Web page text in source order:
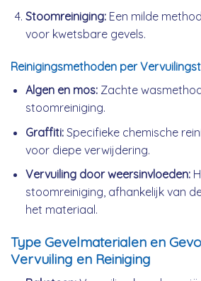
Stoomreiniging:Een milde
voor kwetsbare gevels.
Reinigingsmethoden per
Algen en mos:Zachte
stoomreiniging.
Graffiti:Specifieke chemische
voor diepe verwijdering.
Vervuiling door weersinvloeden:
stoomreiniging, afhankelijk van
het materiaal.
Type Gevelmaterialen en
Vervuiling en Reiniging